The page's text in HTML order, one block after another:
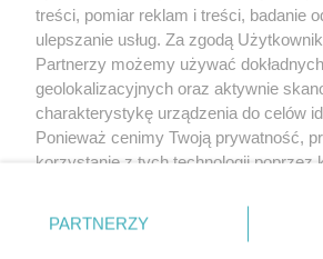
treści, pomiar reklam i treści, badanie
ulepszanie usług. Za zgodą
Partnerzy możemy używać
geolokalizacyjnych oraz aktywnie
charakterystykę urządzenia do celów
Ponieważ cenimy Twoją prywatność,
korzystanie z tych technologii poprzez
zmienić/wycofać klikając przycisk
znajdujący się w lewym dolnym rogu
PARTNERZY